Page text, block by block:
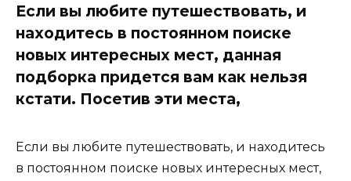
Если вы любите путешествовать, и
находитесь в постоянном поиске
новых интересных мест, данная
подборка придется вам как нельзя
кстати. Посетив эти места,
Если вы любите путешествовать, и находитесь
в постоянном поиске новых интересных мест,